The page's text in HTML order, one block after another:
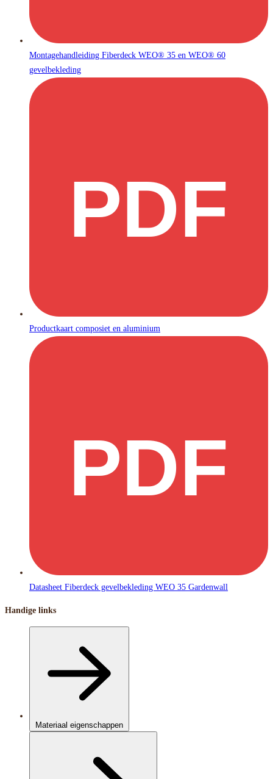
Montagehandleiding Fiberdeck WEO® 35 en WEO® 60
gevelbekleding
PDF
Productkaart composiet en aluminium
PDF
Datasheet Fiberdeck gevelbekleding WEO 35 Gardenwall
Handige links
Materiaal eigenschappen